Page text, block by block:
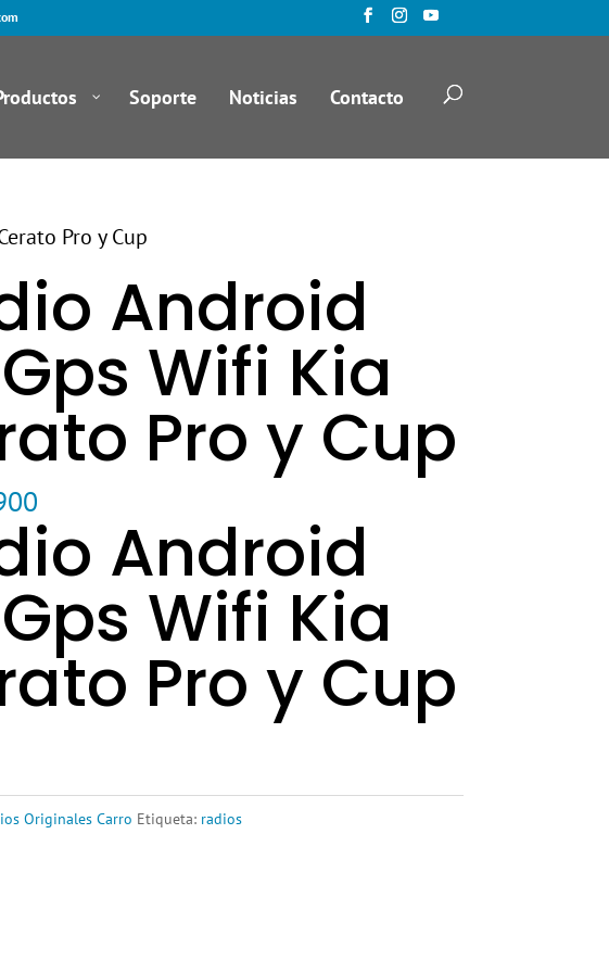
Soporte Noticias Contacto
Pro y Cup
Android
Gps Wifi Kia
Pro y Cup
Android
Gps Wifi Kia
Pro y Cup
Originales Carro Etiqueta: radios